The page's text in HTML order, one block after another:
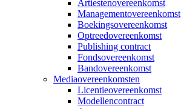
Artiestenovereenkomst
Managementovereenkomst
Boekingsovereenkomst
Optreedovereenkomst
Publishing contract
Fondsovereenkomst
Bandovereenkomst
Mediaovereenkomsten
Licentieovereenkomst
Modellencontract